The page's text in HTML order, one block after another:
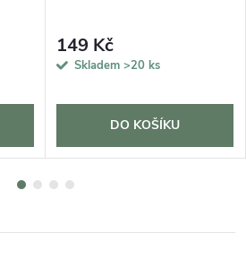
149 Kč
Skladem >20 ks
DO KOŠÍKU